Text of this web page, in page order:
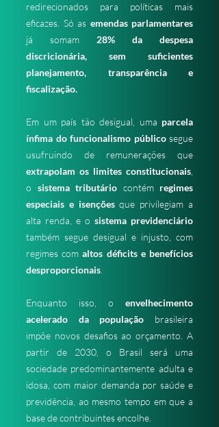
redirecionados para políticas mais
eficazes. Só as emendas parlamentares
já somam 28% da despesa
discricionária, sem suficientes
planejamento, transparência e
fiscalização.
Em um país tão desigual, uma parcela
ínfima do funcionalismo públicosegue
usufruindo de remunerações que
extrapolam os limites constitucionais
o sistema tributário contém regimes
especiais e isençõesque privilegiam a
alta renda, e o sistema previdenciário
também segue desigual e injusto, com
regimes comaltos déficits e benefícios
desproporcionais
Enquanto isso, o envelhecimento
acelerado da população brasileira
impõe novos desafios ao orçamento. A
partir de 2030, o Brasil será uma
sociedade predominantemente adulta e
idosa, com maior demanda por saúde e
previdência, ao mesmo tempo em que a
base de contribuintes encolhe.